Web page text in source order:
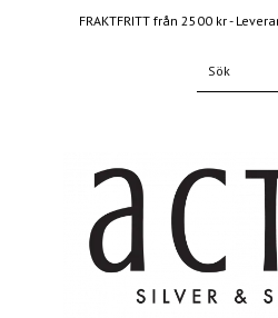
FRAKTFRITT från 2500 kr -